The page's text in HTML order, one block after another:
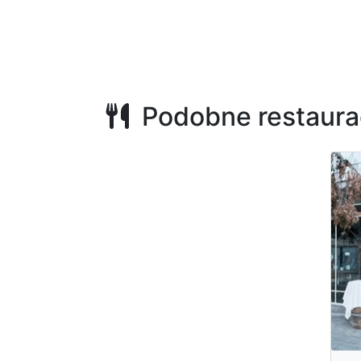
Podobne